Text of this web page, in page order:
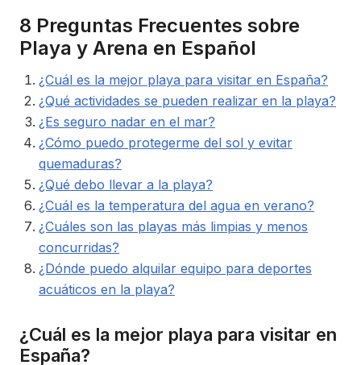
8 Preguntas Frecuentes sobre
Playa y Arena en Español
¿Cuál es la mejor playa para visitar en España?
¿Qué actividades se pueden realizar en la playa?
¿Es seguro nadar en el mar?
¿Cómo puedo protegerme del sol y evitar
quemaduras?
¿Qué debo llevar a la playa?
¿Cuál es la temperatura del agua en verano?
¿Cuáles son las playas más limpias y menos
concurridas?
¿Dónde puedo alquilar equipo para deportes
acuáticos en la playa?
¿Cuál es la mejor playa para visitar en
España?